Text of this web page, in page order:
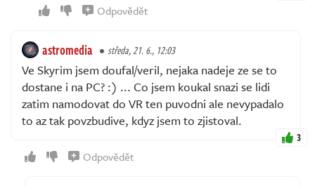
Odpovědět
astromedia středa, 21. 6., 12:03
Ve Skyrim jsem doufal/veril, nejaka nadeje ze se to
dostane i na PC? :) ... Co jsem koukal snazi se lidi
zatim namodovat do VR ten puvodni ale nevypadalo
to az tak povzbudive, kdyz jsem to zjistoval.
3
Odpovědět